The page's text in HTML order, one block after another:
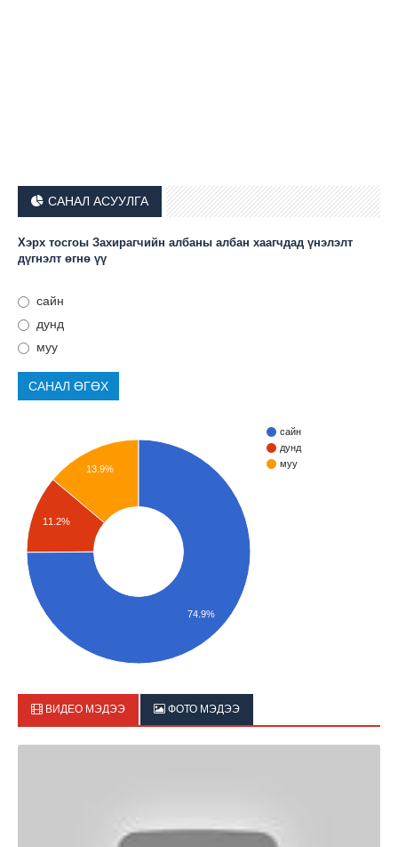
САНАЛ АСУУЛГА
Хэрх тосгоы Захирагчийн албаны албан хаагчдад үнэлэлт
дүгнэлт өгнө үү
сайн
дунд
муу
сайн
дунд
муу
13.9%
11.2%
74.9%
ВИДЕО МЭДЭЭ ФОТО МЭДЭЭ